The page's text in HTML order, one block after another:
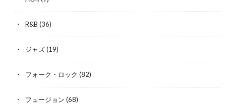
R&B (36)
ジャズ(19)
フォーク・ロック (82)
フュージョン (68)